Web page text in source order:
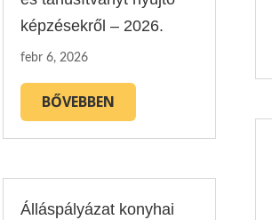
képzésekről – 2026.
febr 6, 2026
BŐVEBBEN
Álláspályázat konyhai